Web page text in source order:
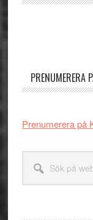
PRENUMERERA
Prenumerera på
webbplatsen